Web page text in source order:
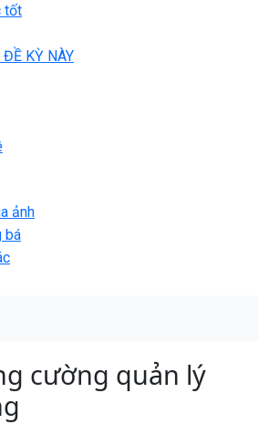
tốt
KỲ NÀY
ảnh
bá
cường quản lý